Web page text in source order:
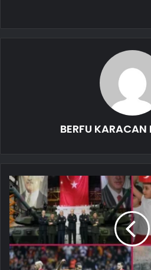
BERFU KARACAN